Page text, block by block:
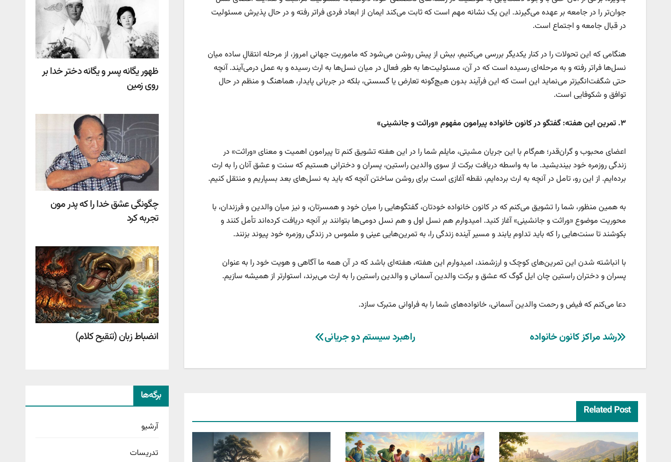
جوان‌تر را در جامعه بر عهده می‌گیرند. این یک نشانه مهم است که ثابت می‌کند ایمان از ابعاد فردی فراتر رفته و در حال پذیرش مسئولیت
در قبال جامعه و اجتماع است.
هنگامی که این تحولات را در کنار یکدیگر بررسی می‌کنیم، بیش از پیش روشن می‌شود که ماموریت جهانی امروز، از مرحله انتقالِ ساده میان
نسل‌ها فراتر رفته و به مرحله‌ای رسیده است که در آن، مسئولیت‌ها به طور فعال در میان نسل‌ها به ارث رسیده و به عمل درمی‌آیند. آنچه
حتی شگفت‌انگیزتر می‌نماید این است که این فرآیند بدون هیچ‌گونه تعارض یا گسستی، بلکه در جریانی پایدار، هماهنگ و منظم در حال
توافق و شکوفایی است.
۳. تمرین این هفته: گفتگو در کانون خانواده پیرامون مفهوم «وراثت و جانشینی»
اعضای محبوب و گران‌قدر؛ هم‌گام با این جریان مشیتی، مایلم شما را در این هفته تشویق کنم تا پیرامون اهمیت و معنای «وراثت» در
زندگی روزمره خود بیندیشید. ما به واسطه دریافت برکت از سوی والدین راستین، پسران و دخترانی هستیم که سنت و عشق آنان را به ارث
برده‌ایم. از این رو، تامل در آنچه به ارث برده‌ایم، نقطه آغازی است برای روشن ساختن آنچه که باید به نسل‌های بعد بسپاریم و منتقل کنیم.
به همین منظور، شما را تشویق می‌کنم که در کانون خانواده خودتان، گفتگوهایی را میان خود و همسرتان، و نیز میان والدین و فرزندان، با
محوریت موضوع «وراثت و جانشینی» آغاز کنید. امیدوارم هم نسل اول و هم نسل دومی‌ها بتوانند بر آنچه دریافت کرده‌اند تأمل کنند و
بکوشند تا سنت‌هایی را که باید تداوم یابند و مسیر آینده زندگی را، به تمرین‌هایی عینی و ملموس در زندگی روزمره خود پیوند بزنند.
با انباشته شدن این تمرین‌های کوچک و ارزشمند، امیدوارم این هفته، هفته‌ای باشد که در آن همه ما آگاهی و هویت خود را به عنوان
پسران و دختران راستین چان ایل گوگ که عشق و برکت والدین آسمانی و والدین راستین را به ارث می‌برند، استوارتر از همیشه سازیم.
دعا می‌کنم که فیض و رحمت والدین آسمانی، خانواده‌های شما را به فراوانی متبرک سازد.
راهبری
نوشته
راهبرد سیستم دو جریانی رشد مراکز کانون خانواده
Related Post
ظهور یگانه پسر و یگانه دختر خدا بر
روی زمین
چگونگی عشق خدا را که پدر مون
تجربه کرد
انضباط زبان (تنقیح کلام)
برگه‌ها
آرشیو
تدریسات